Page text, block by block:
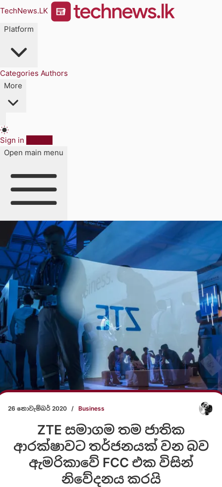
TechNews.LK
Platform
Categories Authors
More
Sign in
Open main menu
26 නොවැම්බර් 2020 / Business
ZTE සමාගම තම ජාතික
ආරක්ෂාවට තර්ජනයක් වන බව
ඇමරිකාවේ FCC එක විසින්
නිවේදනය කරයි